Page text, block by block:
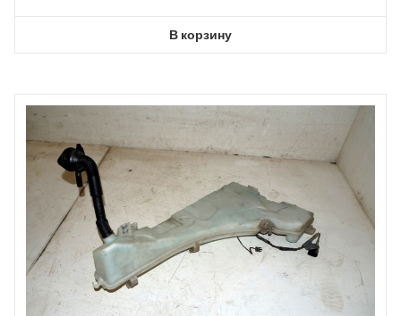
В корзину